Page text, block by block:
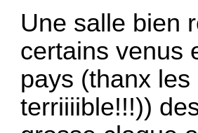
Une salle bien
certains venus
pays (thanx
terriiiible!!!))